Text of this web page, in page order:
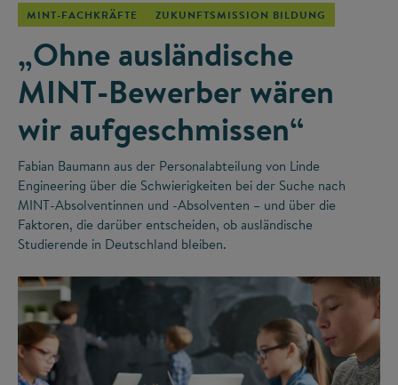
MINT-FACHKRÄFTE ZUKUNFTSMISSION BILDUNG
„Ohne ausländische
MINT-Bewerber wären
wir aufgeschmissen“
Fabian Baumann aus der Personalabteilung von Linde
Engineering über die Schwierigkeiten bei der Suche nach
MINT-Absolventinnen und -Absolventen – und über die
Faktoren, die darüber entscheiden, ob ausländische
Studierende in Deutschland bleiben.